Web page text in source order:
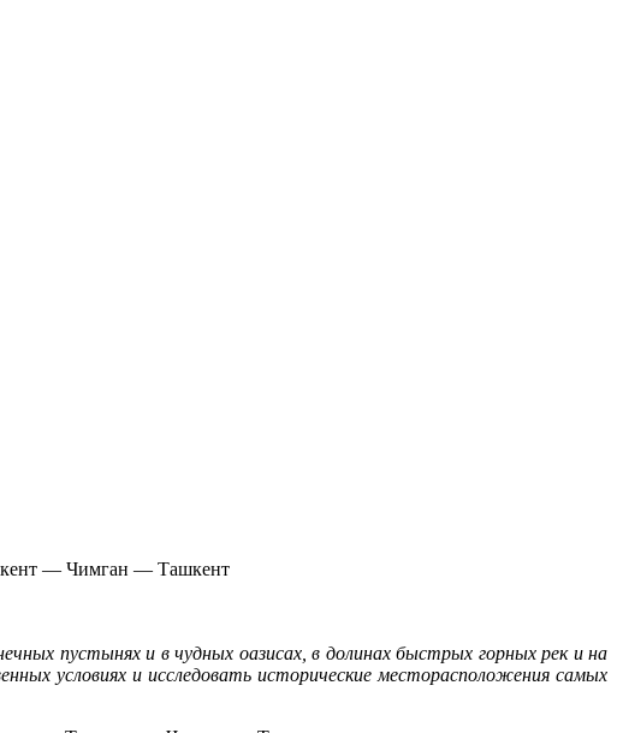
— Чимган — Ташкент
пустынях и в чудных оазисах, в долинах быстрых горных рек и на
условиях и исследовать исторические месторасположения самых